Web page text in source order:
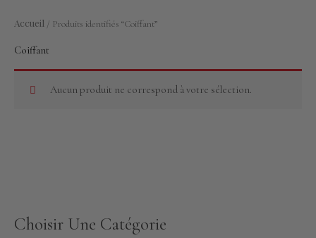
Choisir Une Catégorie
Accueil / Produits identifiés “Coiffant”
Coiffant
Aucun produit ne correspond à votre sélection.